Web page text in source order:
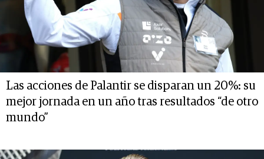
Las acciones de Palantir se disparan un 20%: su
mejor jornada en un año tras resultados “de otro
mundo”